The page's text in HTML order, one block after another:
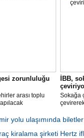
zorunluluğu
arası toplu
kaldırıldı.
İBB,
Sokağa
kadarki
iş
yolu ulaşımında biletler
kiralama şirketi Hertz